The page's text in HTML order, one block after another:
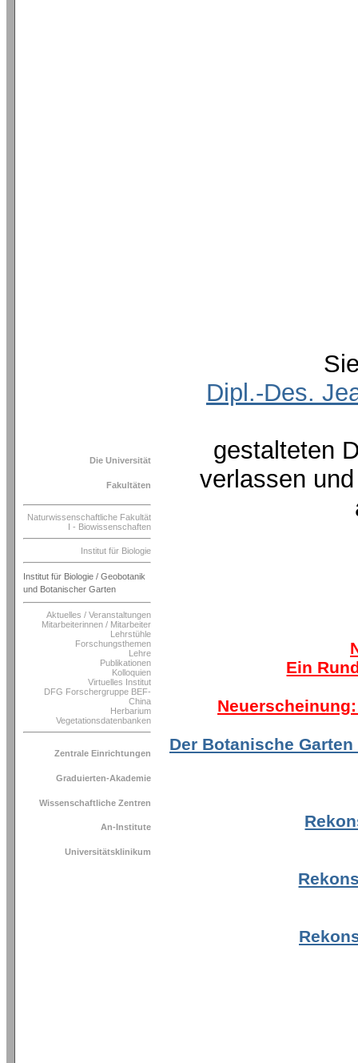
Die Universität
Fakultäten
Naturwissenschaftliche Fakultät
I - Biowissenschaften
Institut für Biologie
Institut für Biologie / Geobotanik
und Botanischer Garten
Aktuelles / Veranstaltungen
Mitarbeiterinnen / Mitarbeiter
Lehrstühle
Forschungsthemen
Lehre
Publikationen
Kolloquien
Virtuelles Institut
DFG Forschergruppe BEF-
China
Herbarium
Vegetationsdatenbanken
Zentrale Einrichtungen
Graduierten-Akademie
Wissenschaftliche Zentren
An-Institute
Universitätsklinikum